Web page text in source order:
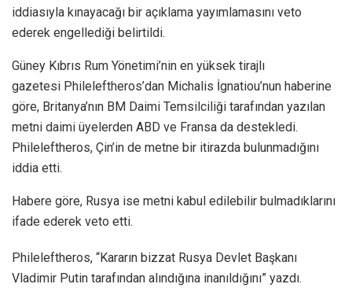
iddiasıyla kınayacağı bir açıklama yayımlamasını veto
ederek engellediği belirtildi.
Güney Kıbrıs Rum Yönetimi’nin en yüksek tirajlı
gazetesi Phileleftheros’dan Michalis İgnatiou’nun haberine
göre, Britanya’nın BM Daimi Temsilciliği tarafından yazılan
metni daimi üyelerden ABD ve Fransa da destekledi.
Phileleftheros, Çin’in de metne bir itirazda bulunmadığını
iddia etti.
Habere göre, Rusya ise metni kabul edilebilir bulmadıklarını
ifade ederek veto etti.
Phileleftheros, “Kararın bizzat Rusya Devlet Başkanı
Vladimir Putin tarafından alındığına inanıldığını” yazdı.